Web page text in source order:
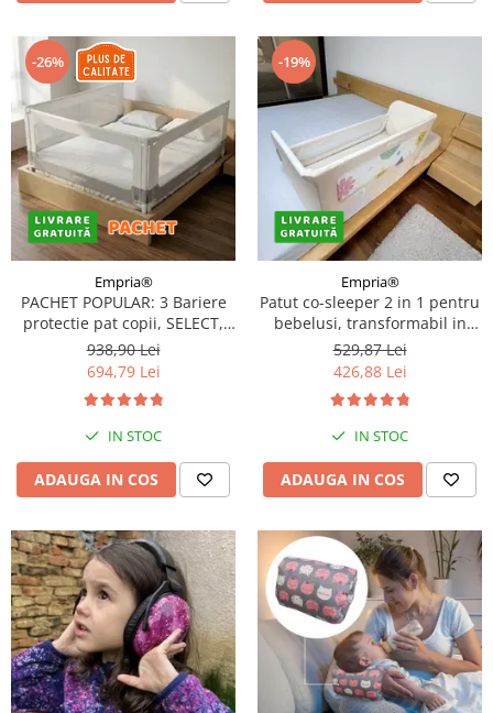
-26%
Empria®
PACHET POPULAR: 3 Bariere
protectie pat copii, SELECT,
200x200 cm
938,90 Lei
694,79 Lei
IN STOC
ADAUGA IN COS
-19%
Empria®
Patut co-sleeper 2 in 1 pentru
bebelusi, transformabil in
bariera pat copii, adaptabil si
portabil, 97 × 44 × 40 cm / 185
× 40 cm
529,87 Lei
426,88 Lei
IN STOC
ADAUGA IN COS